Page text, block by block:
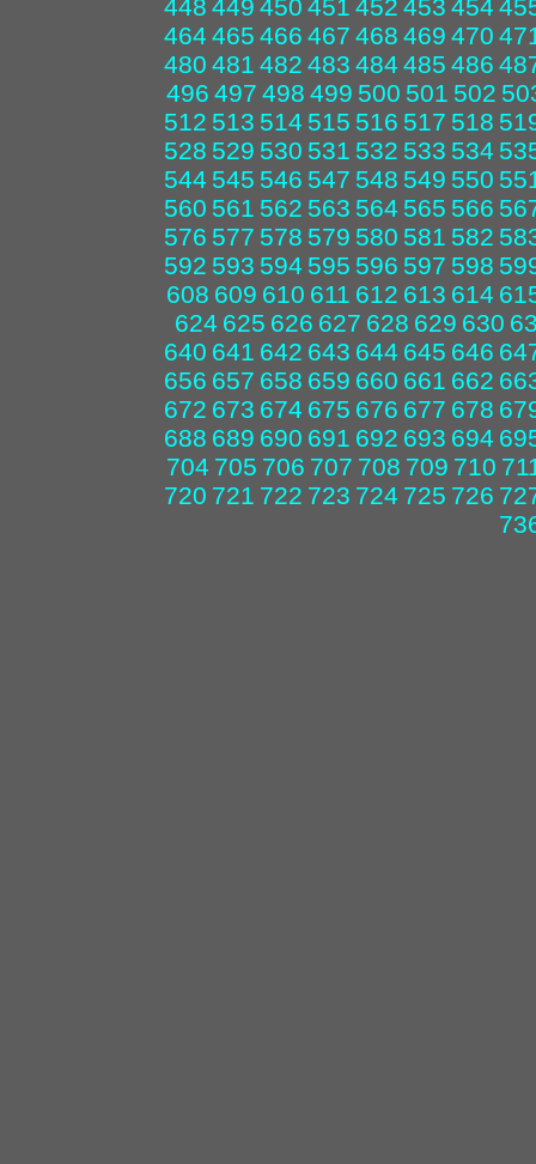
448 449 450 451 452 453 454
464 465 466 467 468 469 470
480 481 482 483 484 485 486
496 497 498 499 500 501 502
512 513 514 515 516 517 518
528 529 530 531 532 533 534
544 545 546 547 548 549 550
560 561 562 563 564 565 566
576 577 578 579 580 581 582
592 593 594 595 596 597 598
608 609 610 611 612 613 614
624 625 626 627 628 629 630
640 641 642 643 644 645 646
656 657 658 659 660 661 662
672 673 674 675 676 677 678
688 689 690 691 692 693 694
704 705 706 707 708 709 710
720 721 722 723 724 725 726